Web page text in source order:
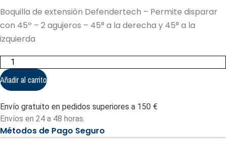
Boquilla de extensión Defendertech – Permite disparar
con 45º – 2 agujeros – 45° a la derecha y 45° a la
izquierda
Boquilla
de
extensión
Defendertech
disparar
con
45º
(DT-
U2X45)
Añadir al carrito
Envío gratuito en pedidos superiores a 150 €
Envíos en 24 a 48 horas.
Métodos de Pago Seguro